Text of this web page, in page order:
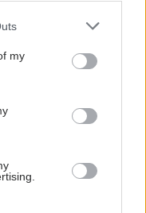
one or more Google
You may click to
third-party tags to
in below Google
my